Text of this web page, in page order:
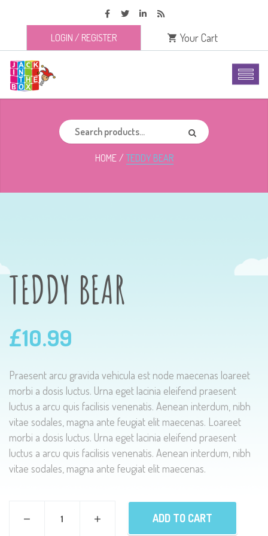
LOGIN / REGISTER Your Cart
HOME TEDDY BEAR
TEDDY BEAR
£10.99
Praesent arcu gravida vehicula est node maecenas loareet
morbi a dosis luctus. Urna eget lacinia eleifend praesent
luctus a arcu quis facilisis venenatis. Aenean interdum, nibh
vitae sodales, magna ante feugiat elit maecenas. Loareet
morbi a dosis luctus. Urna eget lacinia eleifend praesent
luctus a arcu quis facilisis venenatis. Aenean interdum, nibh
vitae sodales, magna ante feugiat elit maecenas.
ADD TO CART